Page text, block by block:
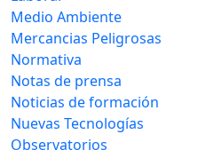
Medio Ambiente
Mercancias Peligrosas
Normativa
Notas de prensa
Noticias de formación
Nuevas Tecnologías
Observatorios